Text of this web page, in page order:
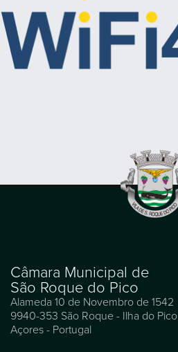
Câmara Municipal de
São Roque do Pico
Alameda 10 de Novembro de 1542
9940-353 São Roque - Ilha do Pico
Açores - Portugal